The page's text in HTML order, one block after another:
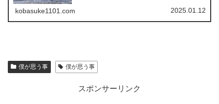
kobasuke1101.com 2025.01.12
僕が思う事 僕が思う事
スポンサーリンク